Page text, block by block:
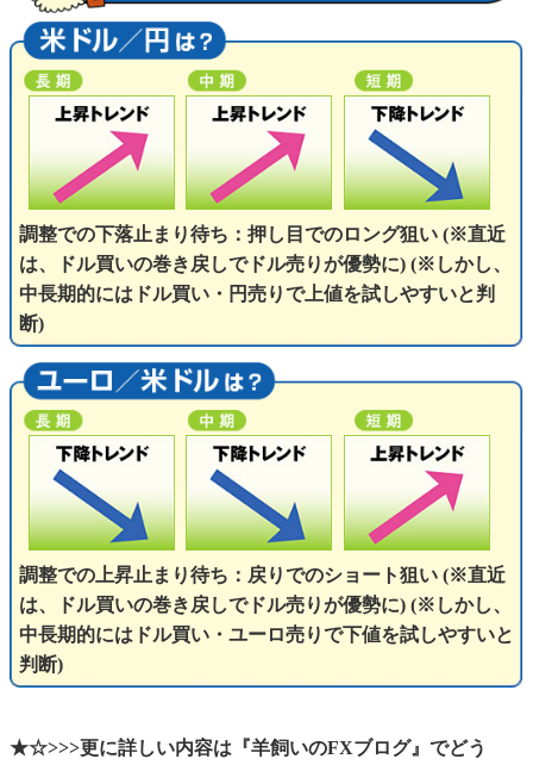
調整での下落止まり待ち：押し目でのロング狙い (※直近
は、ドル買いの巻き戻しでドル売りが優勢に) (※しかし、
中長期的にはドル買い・円売りで上値を試しやすいと判
断)
調整での上昇止まり待ち：戻りでのショート狙い (※直近
は、ドル買いの巻き戻しでドル売りが優勢に) (※しかし、
中長期的にはドル買い・ユーロ売りで下値を試しやすいと
判断)
★☆>>>更に詳しい内容は『羊飼いのFXブログ』でどう